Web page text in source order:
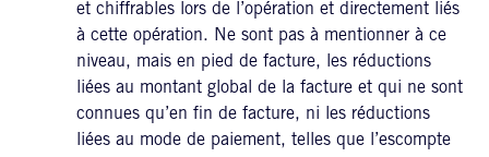
et chiffrables lors de l’opération et directement liés
à cette opération. Ne sont pas à mentionner à ce
niveau, mais en pied de facture, les réductions
liées au montant global de la facture et qui ne sont
connues qu’en fin de facture, ni les réductions
liées au mode de paiement, telles que l’escompte